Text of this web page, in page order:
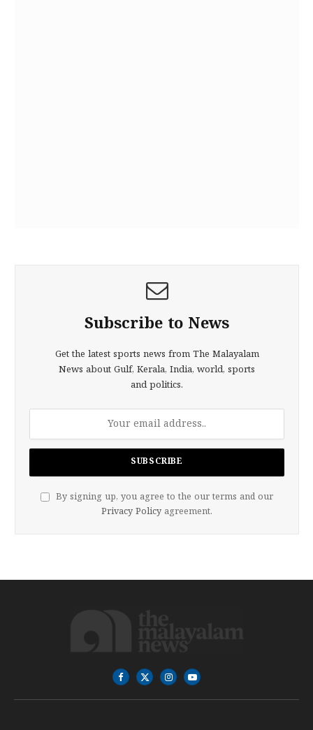
Subscribe to News
Get the latest sports news from The Malayalam
News about Gulf, Kerala, India, world, sports
and politics.
By signing up, you agree to the our terms and our
Privacy Policy agreement.
Facebook
X
(Twitter)
InstagramYouTube